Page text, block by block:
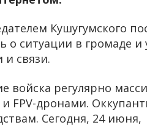
Кушугумского
о ситуации в громаде и
связи.
войска регулярно
FPV-дронами.
Сегодня, 24 июня,